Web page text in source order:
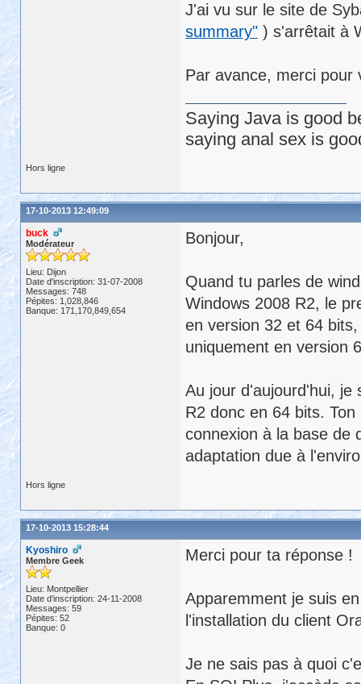
J'ai vu sur le site de
summary" ) s'arrêtait à
Par avance, merci pour
Saying Java is good
saying anal sex is
Hors ligne
17-10-2013 12:49:09
buck
Modérateur
Lieu: Dijon
Date d'inscription: 31-07-2008
Messages: 748
Pépites: 1,028,846
Banque: 171,170,849,654
Bonjour,
Quand tu parles de
Windows 2008 R2, le
en version 32 et 64
uniquement en version
Au jour d'aujourd'hui, je
R2 donc en 64 bits.
connexion à la base de
adaptation due à
Hors ligne
17-10-2013 15:28:44
Kyoshiro
Membre Geek
Lieu: Montpellier
Date d'inscription: 24-11-2008
Messages: 59
Pépites: 52
Banque: 0
Merci pour ta réponse !
Apparemment je suis
l'installation du client
Je ne sais pas à quoi